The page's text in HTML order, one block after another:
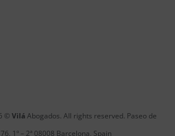
© Vilá Abogados. All rights reserved. Paseo de
1º – 2ª 08008 Barcelona, Spain